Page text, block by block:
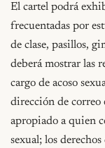
El cartel podrá
frecuentadas por
de clase, pasillos,
deberá mostrar las
cargo de acoso
dirección de correo
apropiado a quien
sexual; los